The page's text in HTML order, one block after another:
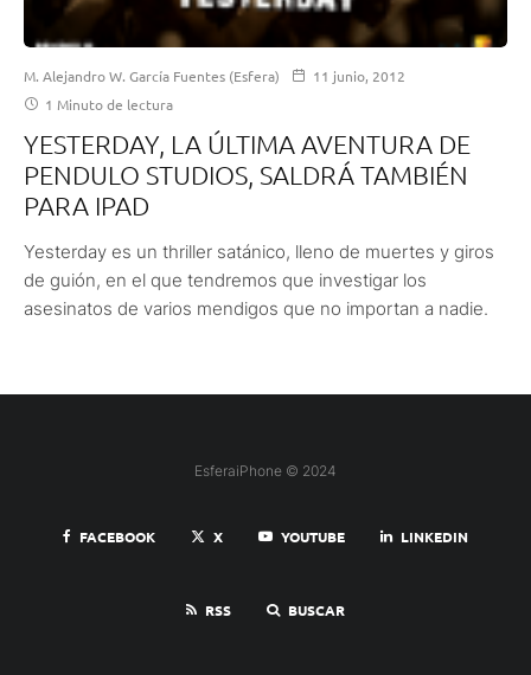
M. Alejandro W. García Fuentes (Esfera)
11 junio, 2012
1 Minuto de lectura
YESTERDAY, LA ÚLTIMA AVENTURA DE
PENDULO STUDIOS, SALDRÁ TAMBIÉN
PARA IPAD
Yesterday es un thriller satánico, lleno de muertes y giros
de guión, en el que tendremos que investigar los
asesinatos de varios mendigos que no importan a nadie.
EsferaiPhone © 2024
FACEBOOK X YOUTUBE LINKEDIN
RSS BUSCAR